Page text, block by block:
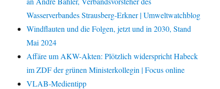
Wasserverbandes Strausberg-Erkner | Umweltwatchblog
Windflauten und die Folgen, jetzt und in 2030, Stand
Mai 2024
Affäre um AKW-Akten: Plötzlich widerspricht Habeck
im ZDF der grünen Ministerkollegin | Focus online
VLAB-Medientipp